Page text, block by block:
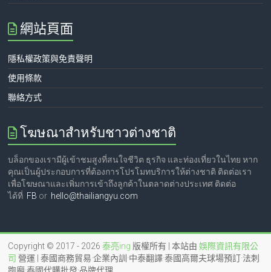
網站頁面
隱私權政策與免責聲明
使用條款
聯絡方式
โฆษณาสำหรับชาวต่างชาติ
บล็อกของเรามีผู้เข้าชมสูงที่สนใจชีวิต ธุรกิจ และท่องเที่ยวในไทย หาก
คุณเป็นผู้ประกอบการที่ต้องการโปรโมทบริการให้ต่างชาติ ติดต่อเรา
เพื่อโฆษณาและเพิ่มการเข้าถึงลูกค้าในตลาดต่างประเทศ ติดต่อ
ได้ที่ FB or hello@thailiangyu.com
Copyright © 2017 - 2026泰亮ing 版權所有 | 本站由娛際資訊有限公
司 營運 | 泰國商務貿易·企業內訓·中泰翻譯·泰國高爾夫球場預訂·法刺